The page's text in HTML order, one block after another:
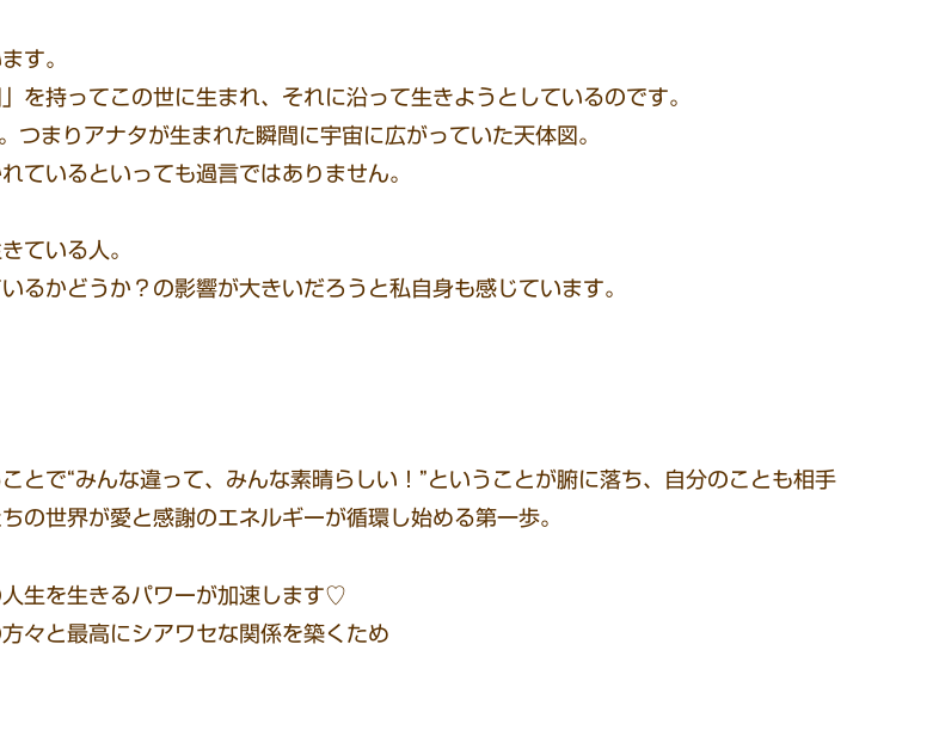
す。
を持ってこの世に生まれ、それに沿って生きようとしているのです。
つまりアナタが生まれた瞬間に宇宙に広がっていた天体図。
ているといっても過言ではありません。
ている人。
るかどうか？の影響が大きいだろうと私自身も感じています。
とで“みんな違って、みんな素晴らしい！”ということが腑に落ち、自分のことも相手
の世界が愛と感謝のエネルギーが循環し始める第一歩。
生を生きるパワーが加速します♡
々と最高にシアワセな関係を築くため